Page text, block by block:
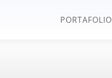
PORTAFOLIO